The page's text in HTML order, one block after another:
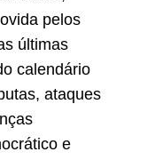
pelos
últimas
calendário
ataques
e